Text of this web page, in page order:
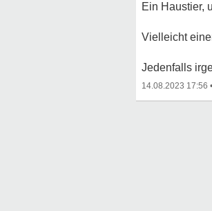
Ein Haustier,
Vielleicht
Jedenfalls
14.08.2023 17:56 •